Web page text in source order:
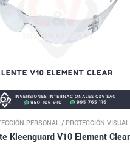
PERSONAL/ PROTECCIÓN VISUAL
Kleenguard V10 Element Clear